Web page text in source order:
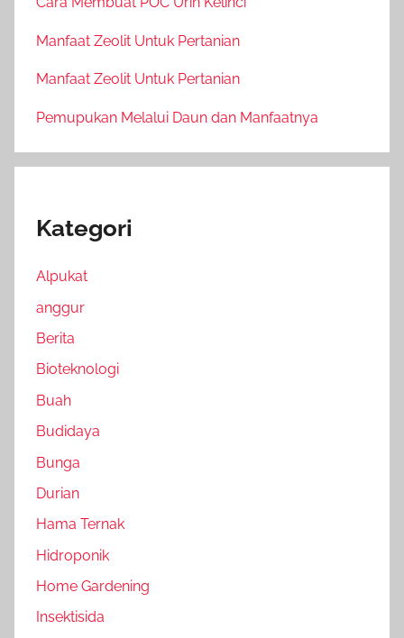
Manfaat Zeolit Untuk Pertanian
Manfaat Zeolit Untuk Pertanian
Pemupukan Melalui Daun dan Manfaatnya
Kategori
Alpukat
anggur
Berita
Bioteknologi
Buah
Budidaya
Bunga
Durian
Hama Ternak
Hidroponik
Home Gardening
Insektisida